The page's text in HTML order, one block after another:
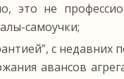
это не
самоучки;
с недавних
авансов